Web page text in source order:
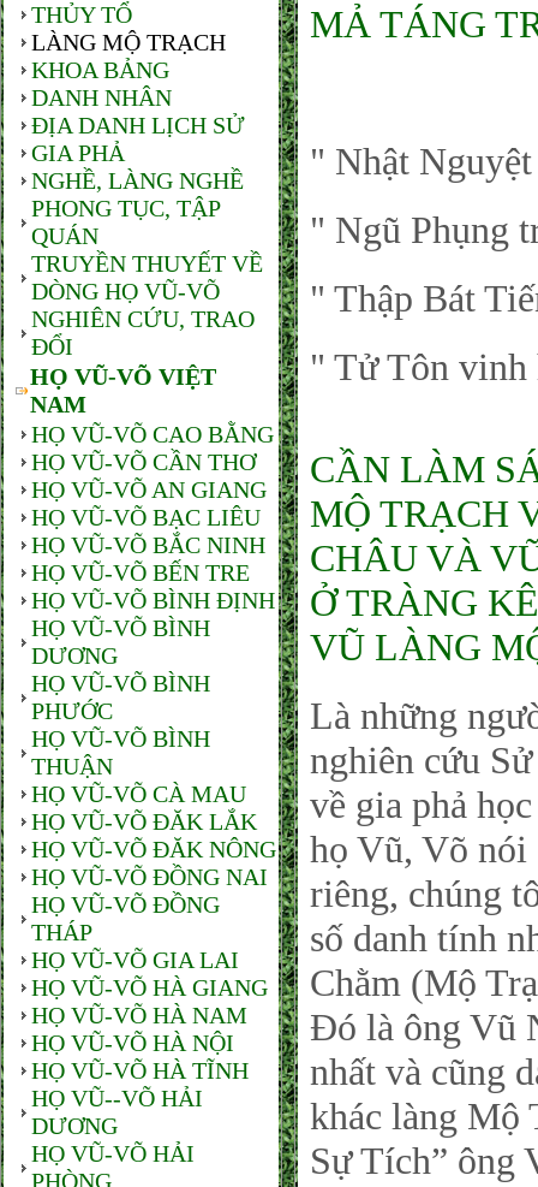
THỦY TỔ
LÀNG MỘ TRẠCH
KHOA BẢNG
DANH NHÂN
ĐỊA DANH LỊCH SỬ
GIA PHẢ
NGHỀ, LÀNG NGHỀ
PHONG TỤC, TẬP
QUÁN
TRUYỀN THUYẾT VỀ
DÒNG HỌ VŨ-VÕ
NGHIÊN CỨU, TRAO
ĐỔI
HỌ VŨ-VÕ VIỆT
NAM
HỌ VŨ-VÕ CAO BẰNG
HỌ VŨ-VÕ CẦN THƠ
HỌ VŨ-VÕ AN GIANG
HỌ VŨ-VÕ BẠC LIÊU
HỌ VŨ-VÕ BẮC NINH
HỌ VŨ-VÕ BẾN TRE
HỌ VŨ-VÕ BÌNH ĐỊNH
HỌ VŨ-VÕ BÌNH
DƯƠNG
HỌ VŨ-VÕ BÌNH
PHƯỚC
HỌ VŨ-VÕ BÌNH
THUẬN
HỌ VŨ-VÕ CÀ MAU
HỌ VŨ-VÕ ĐĂK LẮK
HỌ VŨ-VÕ ĐĂK NÔNG
HỌ VŨ-VÕ ĐỒNG NAI
HỌ VŨ-VÕ ĐỒNG
THÁP
HỌ VŨ-VÕ GIA LAI
HỌ VŨ-VÕ HÀ GIANG
HỌ VŨ-VÕ HÀ NAM
HỌ VŨ-VÕ HÀ NỘI
HỌ VŨ-VÕ HÀ TĨNH
HỌ VŨ--VÕ HẢI
DƯƠNG
HỌ VŨ-VÕ HẢI
PHÒNG
MẢ TÁNG
" Nhật
" Ngũ Phụng
" Thập Bát
" Tử Tôn vinh
CẦN LÀM
MỘ TRẠCH
CHÂU VÀ
Ở TRÀNG
VŨ LÀNG
Là những
nghiên cứu
về gia phả
họ Vũ, Võ nói
riêng, chúng
số danh tính
Chằm (Mộ
Đó là ông Vũ
nhất và cũng
khác làng Mộ
Sự Tích” ông